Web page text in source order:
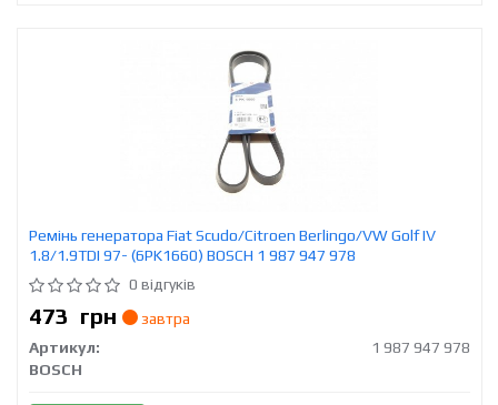
Ремінь генератора Fiat Scudo/Citroen Berlingo/VW Golf IV
1.8/1.9TDI 97- (6PK1660) BOSCH 1 987 947 978
0 відгуків
473 грн
завтра
Артикул:
1 987 947 978
BOSCH